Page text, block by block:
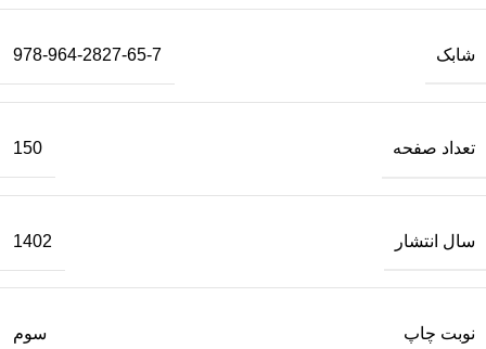
شابک 978-964-2827-65-7
تعداد صفحه 150
سال انتشار 1402
نوبت چاپ سوم